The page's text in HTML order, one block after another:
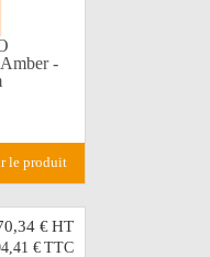
-
le produit
€HT
€TTC